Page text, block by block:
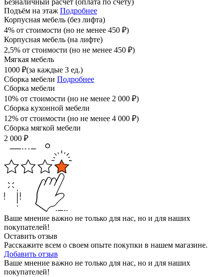
Безналичный расчет (оплата по счету)
Подъём на этаж Подробнее
Корпусная мебель (без лифта)
4% от стоимости (но не менее 450 ₽)
Корпусная мебель (на лифте)
2,5% от стоимости (но не менее 450 ₽)
Мягкая мебель
1000 ₽(за каждые 3 ед.)
Сборка мебели Подробнее
Сборка мебели
10% от стоимости (но не менее 2 000 ₽)
Сборка кухонной мебели
12% от стоимости (но не менее 4 000 ₽)
Сборка мягкой мебели
2 000 ₽
Ваше мнение важно не только для нас, но и для наших
покупателей!
Оставить отзыв
Расскажите всем о своем опыте покупки в нашем магазине.
Добавить отзыв
Ваше мнение важно не только для нас, но и для наших
покупателей!